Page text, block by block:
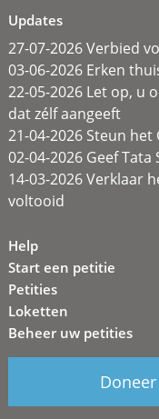
Updates
27-07-2026 Verbied
03-06-2026 Erken
22-05-2026 Let op, u
dat zélf aangeeft
21-04-2026 Steun
02-04-2026 Geef
14-03-2026 Verklaar
voltooid
Help
Start een petitie
Petities
Loketten
Beheer uw petities